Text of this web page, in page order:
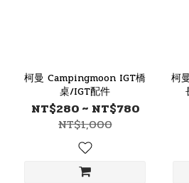
柯曼 Campingmoon IGT橋
桌/IGT配件
NT$280 ~ NT$780
NT$1,000
柯